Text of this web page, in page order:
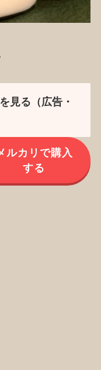
見る（広告・
ルカリで購入
する